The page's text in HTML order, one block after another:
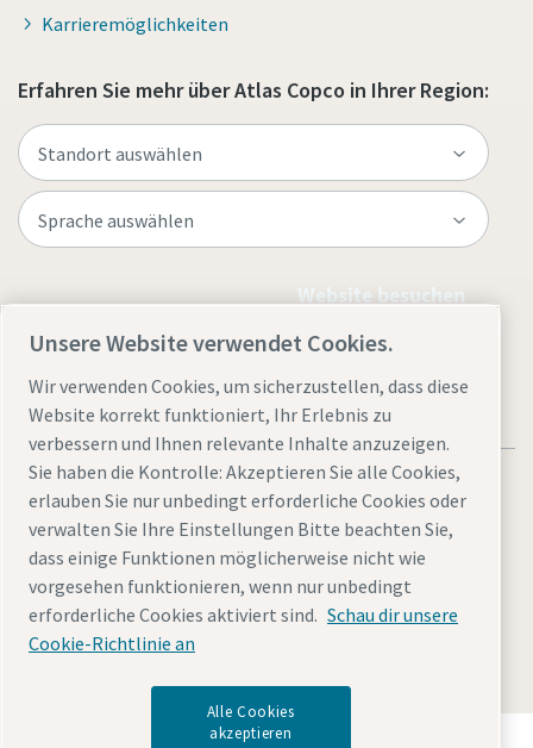
Karrieremöglichkeiten
Erfahren Sie mehr über Atlas Copco in Ihrer Region:
Website besuchen
Rechtliche Hinweise und Datenschutzerklärung
Cookies verwaltenBarrierefreiheitSitemap
© 2026 Atlas Copco AB
Entdecken Sie, wie die Atlas Copco Group
Unsere Website verwendet Cookies.
Wir verwenden Cookies, um sicherzustellen, dass diese
Website korrekt funktioniert, Ihr Erlebnis zu
verbessern und Ihnen relevante Inhalte anzuzeigen.
Sie haben die Kontrolle: Akzeptieren Sie alle Cookies,
erlauben Sie nur unbedingt erforderliche Cookies oder
verwalten Sie Ihre Einstellungen Bitte beachten Sie,
dass einige Funktionen möglicherweise nicht wie
vorgesehen funktionieren, wenn nur unbedingt
erforderliche Cookies aktiviert sind. Schau dir unsere
Cookie-Richtlinie an
Alle Cookies
akzeptieren